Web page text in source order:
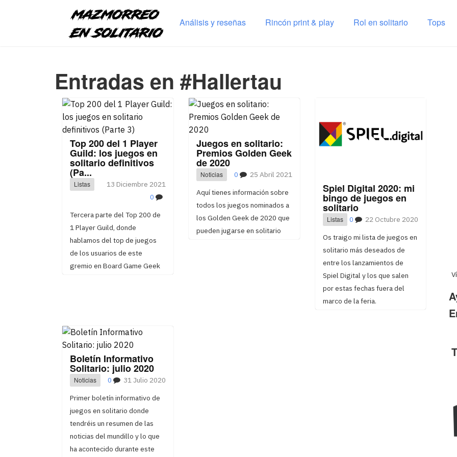
Análisis y reseñas Rincón print & play Rol en solitario Tops
Entradas en #Hallertau
Top 200 del 1 Player
Guild: los juegos en
solitario definitivos
(Pa...
Listas
13 Diciembre 2021
0
Tercera parte del Top 200 de
1 Player Guild, donde
hablamos del top de juegos
de los usuarios de este
gremio en Board Game Geek
Juegos en solitario:
Premios Golden Geek
de 2020
Noticias 25 Abril 2021
0
Aquí tienes información sobre
todos los juegos nominados a
los Golden Geek de 2020 que
pueden jugarse en solitario
Spiel Digital 2020: mi
bingo de juegos en
solitario
Listas 22 Octubre 2020
0
Os traigo mi lista de juegos en
solitario más deseados de
entre los lanzamientos de
Spiel Digital y los que salen
por estas fechas fuera del
marco de la feria.
Boletín Informativo
Solitario: julio 2020
Noticias 31 Julio 2020
0
Primer boletín informativo de
juegos en solitario donde
tendréis un resumen de las
noticias del mundillo y lo que
ha acontecido durante este